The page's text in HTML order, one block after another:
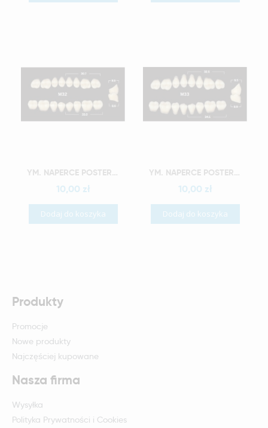
Szybki podgląd YM. NAPERCE POSTERIOR - AKRYLOWE ZĘBY SZTUCZNE - B3-M32G
10,00 zł
Dodaj do koszyka
Szybki podgląd YM. NAPERCE POSTERIOR - AKRYLOWE ZĘBY SZTUCZNE - B3-M33G
10,00 zł
Dodaj do koszyka
Produkty
Promocje
Nowe produkty
Najczęściej kupowane
Nasza firma
Wysyłka
Polityka Prywatności i Cookies